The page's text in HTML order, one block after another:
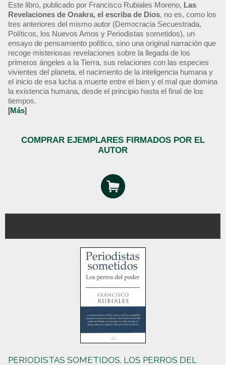
Este libro, publicado por Francisco Rubiales Moreno, Las
Revelaciones de Onakra, el escriba de Dios, no es, como los
tres anteriores del mismo autor (Democracia Secuestrada,
Políticos, los Nuevos Amos y Periodistas sometidos), un
ensayo de pensamiento político, sino una original narración que
recoge misteriosas revelaciones sobre la llegada de los
primeros ángeles a la Tierra, sus relaciones con las especies
vivientes del planeta, el nacimiento de la inteligencia humana y
el inicio de esa lucha a muerte entre el bien y el mal que domina
la existencia humana, desde el principio hasta el final de los
tiempos.
[Más]
COMPRAR EJEMPLARES FIRMADOS POR EL
AUTOR
PERIODISTAS SOMETIDOS. LOS PERROS DEL